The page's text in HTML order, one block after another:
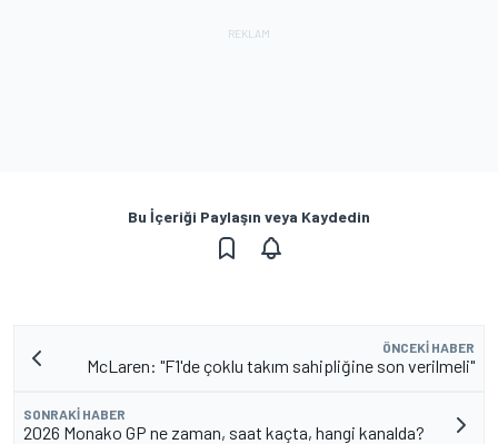
Bu İçeriği Paylaşın veya Kaydedin
ÖNCEKI HABER
McLaren: "F1'de çoklu takım sahipliğine son verilmeli"
SONRAKI HABER
2026 Monako GP ne zaman, saat kaçta, hangi kanalda?